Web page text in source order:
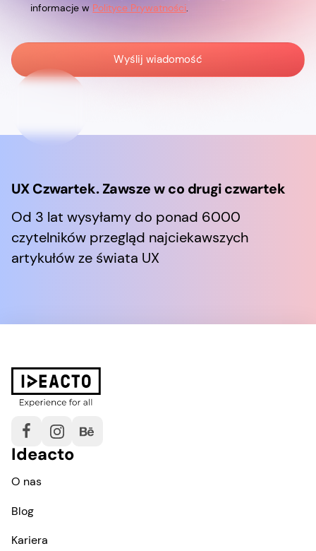
informacje w Polityce Prywatności
UX Czwartek. Zawsze w co drugi czwartek
Od 3 lat wysyłamy do ponad 6000
czytelników przegląd najciekawszych
artykułów ze świata UX
Ideacto
O nas
Blog
Kariera